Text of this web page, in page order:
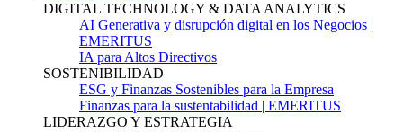
DIGITAL TECHNOLOGY & DATA ANALYTICS
AI Generativa y disrupción digital en los Negocios |
EMERITUS
IA para Altos Directivos
SOSTENIBILIDAD
ESG y Finanzas Sostenibles para la Empresa
Finanzas para la sustentabilidad | EMERITUS
LIDERAZGO Y ESTRATEGIA